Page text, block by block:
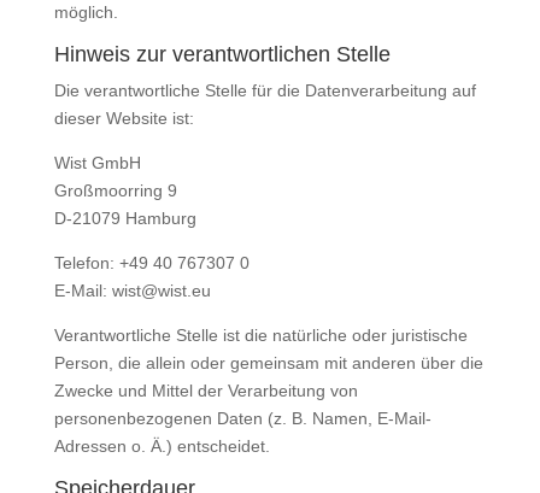
möglich.
Hinweis zur verantwortlichen Stelle
Die verantwortliche Stelle für die Datenverarbeitung auf
dieser Website ist:
Wist GmbH
Großmoorring 9
D-21079 Hamburg
Telefon: +49 40 767307 0
E-Mail: wist@wist.eu
Verantwortliche Stelle ist die natürliche oder juristische
Person, die allein oder gemeinsam mit anderen über die
Zwecke und Mittel der Verarbeitung von
personenbezogenen Daten (z. B. Namen, E-Mail-
Adressen o. Ä.) entscheidet.
Speicherdauer